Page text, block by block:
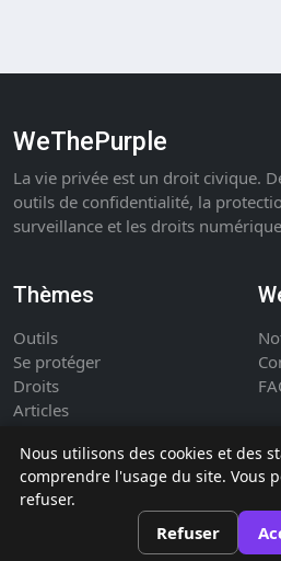
Nous utilisons des cookies et des
comprendre l'usage du site. Vous
refuser.
Refuser
WeThePurple
La vie privée est un droit civique.
outils de confidentialité, la
surveillance et les droits
Thèmes
Outils
Se protéger
Droits
Articles
© WeThePurple - publication